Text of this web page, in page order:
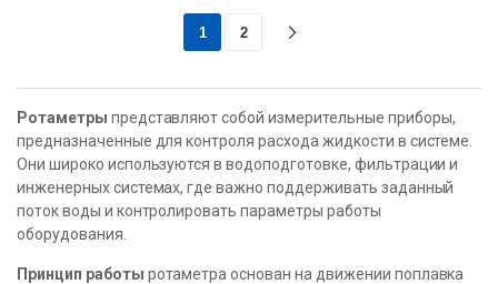
1 2
Ротаметры представляют собой измерительные приборы,
предназначенные для контроля расхода жидкости в системе.
Они широко используются в водоподготовке, фильтрации и
инженерных системах, где важно поддерживать заданный
поток воды и контролировать параметры работы
оборудования.
Принцип работы ротаметра основан на движении поплавка